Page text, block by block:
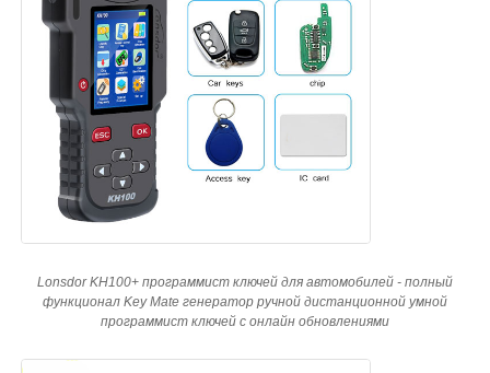
Автомобиль
Заготовка ключа зажигания
Одноугольная фрезерная резачка
обломок приемоответчика
Lonsdor KH100+ программист ключей для автомобилей - полный
функционал Key Mate генератор ручной дистанционной умной
программист ключей с онлайн обновлениями